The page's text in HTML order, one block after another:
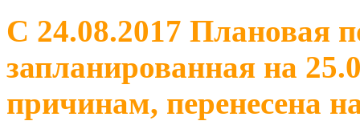
С 24.08.2017 Плановая
запланированная на
причинам, перенесена